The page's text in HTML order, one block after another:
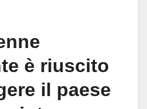
è riuscito
il paese